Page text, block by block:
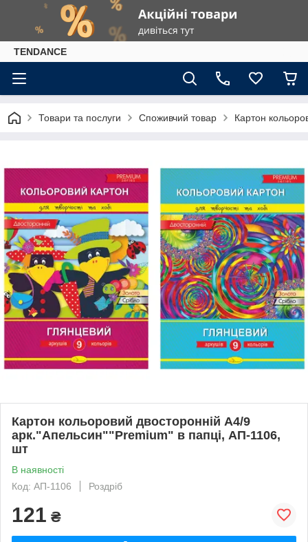
TENDANCE
Товари та послуги Споживчий товар Картон
Картон кольоровий двосторонній А4/9
арк."Апельсин""Premium" в папці, АП-1106,
шт
В наявності
Код: АП-1106
Роздріб
121 ₴